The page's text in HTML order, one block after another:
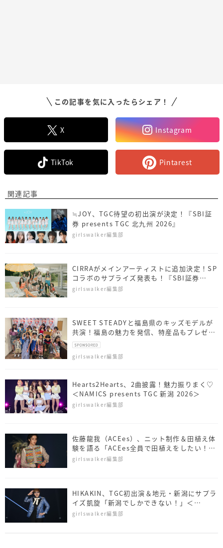
この記事を気に入ったらシェア！
X Instagram
TikTok Pintarest
関連記事
≒JOY、TGC待望の初出演が決定！『SBI証
券 presents TGC 北九州 2026』
girlswalker編集部
CIRRAがメインアーティストに追加決定！SP
コラボのサプライズ発表も！『SBI証券
presents TGC 北九州 2026』
girlswalker編集部
SWEET STEADYと福島県のキッズモデルが
共演！福島の魅力を発信、特産品もプレゼン
ト
girlswalker編集部
Hearts2Hearts、2曲披露！魅力振りまく♡
＜NAMICS presents TGC 新潟 2026＞
girlswalker編集部
佐藤⿓我（ACEes）、ニット制作＆田植え体
験を語る「ACEes全員で田植えをしたい！」
＜NAMICS presents TGC 新潟 2026＞
girlswalker編集部
HIKAKIN、TGC初出演＆地元・新潟にサプラ
イズ凱旋「新潟でしかできない！」＜
NAMICS presents TGC 新潟 2026＞
girlswalker編集部